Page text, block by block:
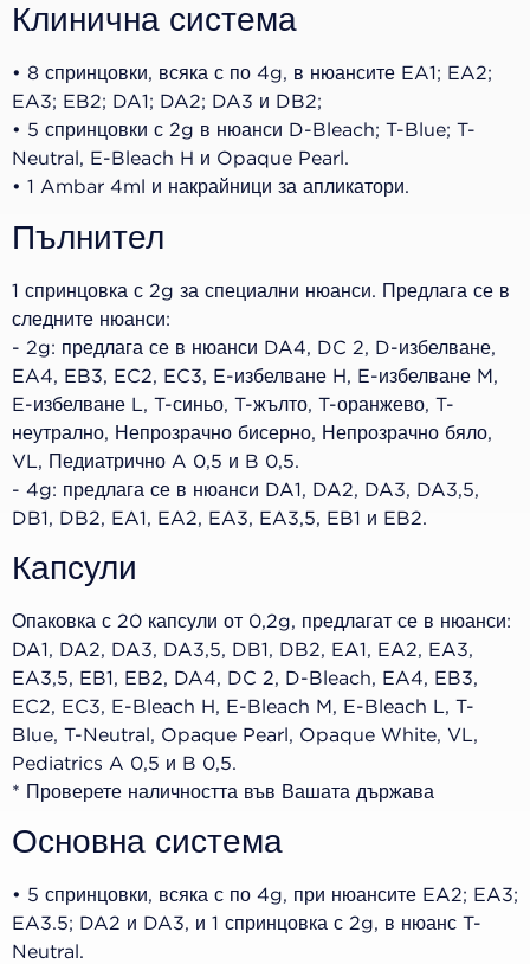
Клинична система
• 8 спринцовки, всяка с по 4g, в нюансите EA1; EA2;
EA3; EB2; DA1; DA2; DA3 и DB2;
• 5 спринцовки с 2g в нюанси D-Bleach; T-Blue; T-
Neutral, E-Bleach H и Opaque Pearl.
• 1 Ambar 4ml и накрайници за апликатори.
Пълнител
1 спринцовка с 2g за специални нюанси. Предлага се в
следните нюанси:
- 2g: предлага се в нюанси DA4, DC 2, D-избелване,
EA4, EB3, EC2, EC3, E-избелване H, E-избелване M,
E-избелване L, T-синьо, T-жълто, T-оранжево, T-
неутрално, Непрозрачно бисерно, Непрозрачно бяло,
VL, Педиатрично A 0,5 и B 0,5.
- 4g: предлага се в нюанси DA1, DA2, DA3, DA3,5,
DB1, DB2, EA1, EA2, EA3, EA3,5, EB1 и EB2.
Капсули
Опаковка с 20 капсули от 0,2g, предлагат се в нюанси:
DA1, DA2, DA3, DA3,5, DB1, DB2, EA1, EA2, EA3,
EA3,5, EB1, EB2, DA4, DC 2, D-Bleach, EA4, EB3,
EC2, EC3, E-Bleach H, E-Bleach M, E-Bleach L, T-
Blue, T-Neutral, Opaque Pearl, Opaque White, VL,
Pediatrics A 0,5 и B 0,5.
* Проверете наличността във Вашата държава
Основна система
• 5 спринцовки, всяка с по 4g, при нюансите EA2; EA3;
EA3.5; DA2 и DA3, и 1 спринцовка с 2g, в нюанс T-
Neutral.